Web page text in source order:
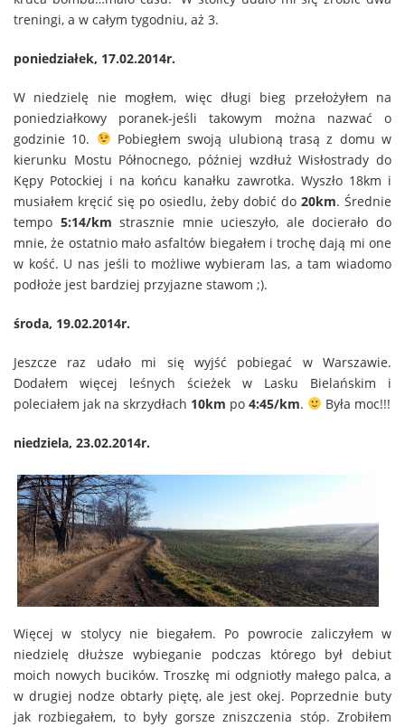
treningi, a w całym tygodniu, aż 3.
poniedziałek, 17.02.2014r.
W niedzielę nie mogłem, więc długi bieg przełożyłem na
poniedziałkowy poranek-jeśli takowym można nazwać o
godzinie 10.
Pobiegłem swoją ulubioną trasą z domu w
kierunku Mostu Północnego, później wzdłuż Wisłostrady do
Kępy Potockiej i na końcu kanałku zawrotka. Wyszło 18km i
musiałem kręcić się po osiedlu, żeby dobić do 20km. Średnie
tempo 5:14/km strasznie mnie ucieszyło, ale docierało do
mnie, że ostatnio mało asfaltów biegałem i trochę dają mi one
w kość. U nas jeśli to możliwe wybieram las, a tam wiadomo
podłoże jest bardziej przyjazne stawom ;).
środa, 19.02.2014r.
Jeszcze raz udało mi się wyjść pobiegać w Warszawie.
Dodałem więcej leśnych ścieżek w Lasku Bielańskim i
poleciałem jak na skrzydłach 10km po 4:45/km. Była moc!!!
niedziela, 23.02.2014r.
Więcej w stolycy nie biegałem. Po powrocie zaliczyłem w
niedzielę dłuższe wybieganie podczas którego był debiut
moich nowych bucików. Troszkę mi odgniotły małego palca, a
w drugiej nodze obtarły piętę, ale jest okej. Poprzednie buty
jak rozbiegałem, to były gorsze zniszczenia stóp. Zrobiłem